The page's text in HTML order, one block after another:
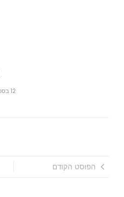
12 בספטמבר 2023
הפוסט הקודם